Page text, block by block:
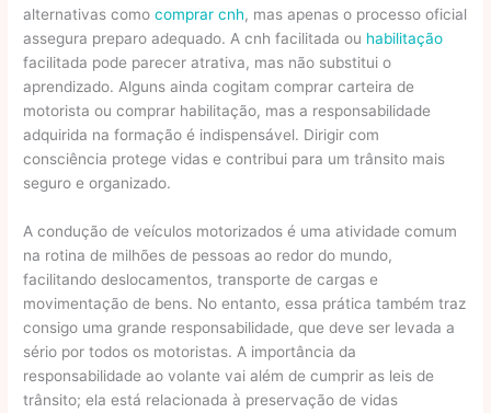
alternativas comocomprar cnh, mas apenas o processo oficial
assegura preparo adequado. A cnh facilitada ou habilitação
facilitada pode parecer atrativa, mas não substitui o
aprendizado. Alguns ainda cogitam comprar carteira de
motorista ou comprar habilitação, mas a responsabilidade
adquirida na formação é indispensável. Dirigir com
consciência protege vidas e contribui para um trânsito mais
seguro e organizado.
A condução de veículos motorizados é uma atividade comum
na rotina de milhões de pessoas ao redor do mundo,
facilitando deslocamentos, transporte de cargas e
movimentação de bens. No entanto, essa prática também traz
consigo uma grande responsabilidade, que deve ser levada a
sério por todos os motoristas. A importância da
responsabilidade ao volante vai além de cumprir as leis de
trânsito; ela está relacionada à preservação de vidas